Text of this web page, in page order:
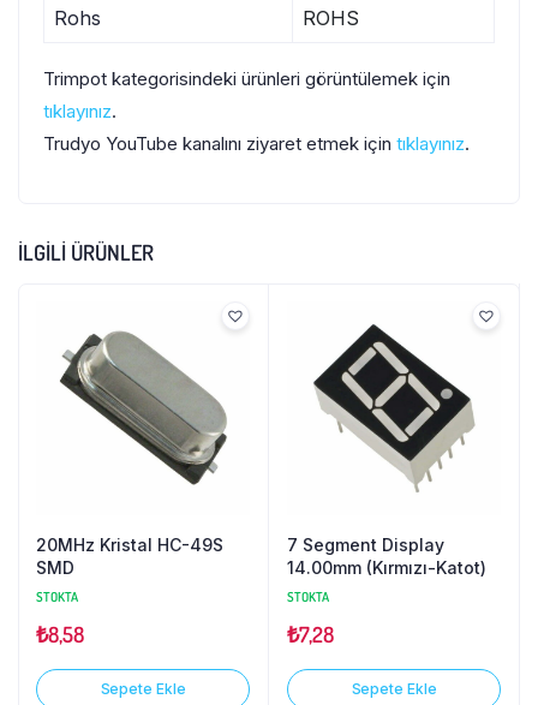
Rohs ROHS
Trimpot kategorisindeki ürünleri görüntülemek için
tıklayınız.
Trudyo YouTube kanalını ziyaret etmek için tıklayınız.
İLGILI ÜRÜNLER
20MHz Kristal HC-49S
SMD
STOKTA
₺8,58
Sepete Ekle
7 Segment Display
14.00mm (Kırmızı-Katot)
STOKTA
₺7,28
Sepete Ekle